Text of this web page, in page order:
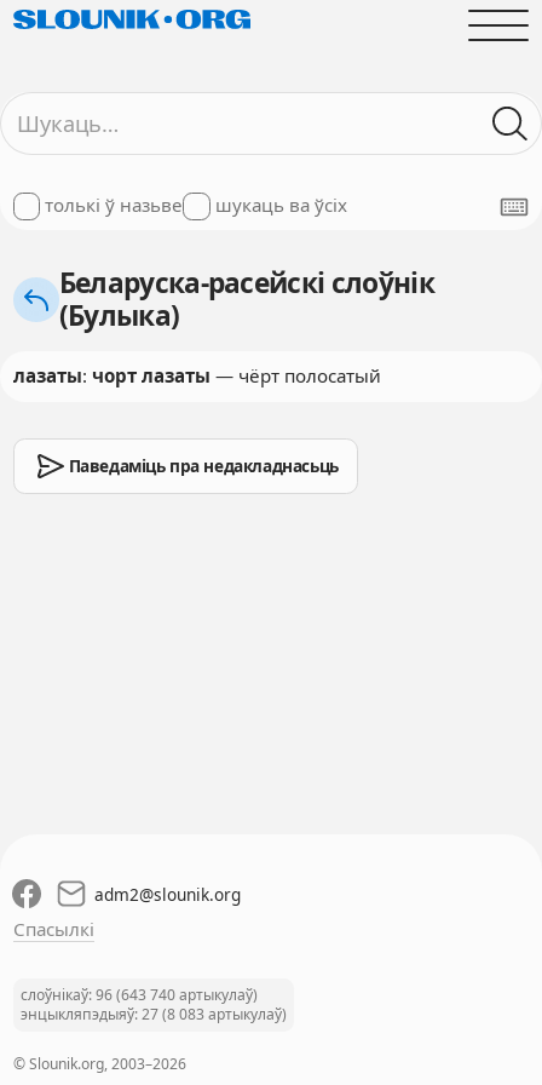
толькі ў назьве шукаць ва ўсіх
Беларуска-расейскі слоўнік
(Булыка)
лазаты: чорт лазаты — чёрт полосатый
Паведаміць пра недакладнасьць
adm2@slounik.org
Спасылкі
слоўнікаў: 96 (643 740 артыкулаў)
энцыкляпэдыяў: 27 (8 083 артыкулаў)
© Slounik.org, 2003–2026